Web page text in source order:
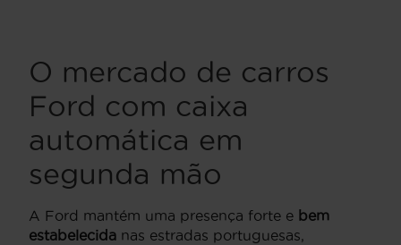
O mercado de carros
Ford com caixa
automática em
segunda mão
A Ford mantém uma presença forte e bem
estabelecida nas estradas portuguesas,